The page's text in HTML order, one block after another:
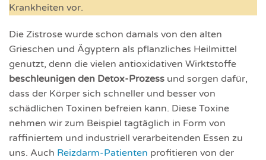
Krankheiten vor.
Die Zistrose wurde schon damals von den alten
Grieschen und Ägyptern als pflanzliches Heilmittel
genutzt, denn die vielen antioxidativen Wirktstoffe
beschleunigen den Detox-Prozess und sorgen dafür,
dass der Körper sich schneller und besser von
schädlichen Toxinen befreien kann. Diese Toxine
nehmen wir zum Beispiel tagtäglich in Form von
raffiniertem und industriell verarbeitenden Essen zu
uns. Auch Reizdarm-Patienten profitieren von der